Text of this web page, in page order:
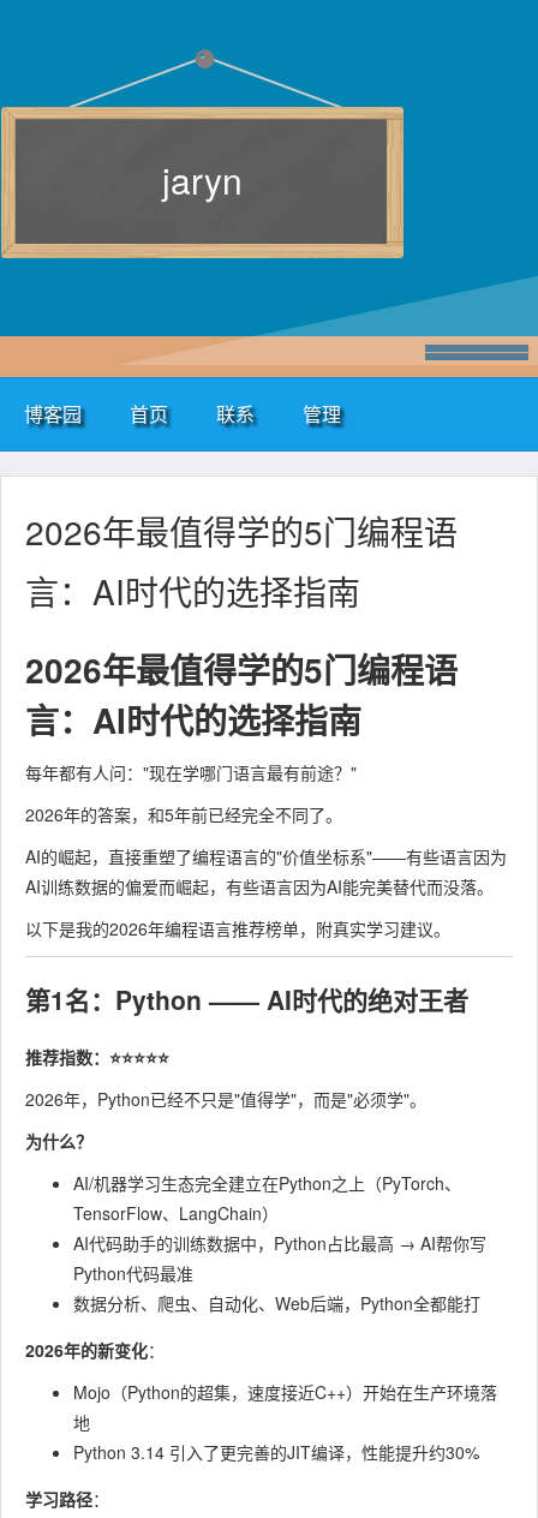
jaryn
博客园 首页 联系 管理
2026年最值得学的5门编程语
言：AI时代的选择指南
2026年最值得学的5门编程语
言：AI时代的选择指南
每年都有人问："现在学哪门语言最有前途？"
2026年的答案，和5年前已经完全不同了。
AI的崛起，直接重塑了编程语言的"价值坐标系"——有些语言因为
AI训练数据的偏爱而崛起，有些语言因为AI能完美替代而没落。
以下是我的2026年编程语言推荐榜单，附真实学习建议。
第1名：Python —— AI时代的绝对王者
推荐指数：⭐⭐⭐⭐⭐
2026年，Python已经不只是"值得学"，而是"必须学"。
为什么？
AI/机器学习生态完全建立在Python之上（PyTorch、
TensorFlow、LangChain）
AI代码助手的训练数据中，Python占比最高 → AI帮你写
Python代码最准
数据分析、爬虫、自动化、Web后端，Python全都能打
2026年的新变化：
Mojo（Python的超集，速度接近C++）开始在生产环境落
地
Python 3.14 引入了更完善的JIT编译，性能提升约30%
学习路径：